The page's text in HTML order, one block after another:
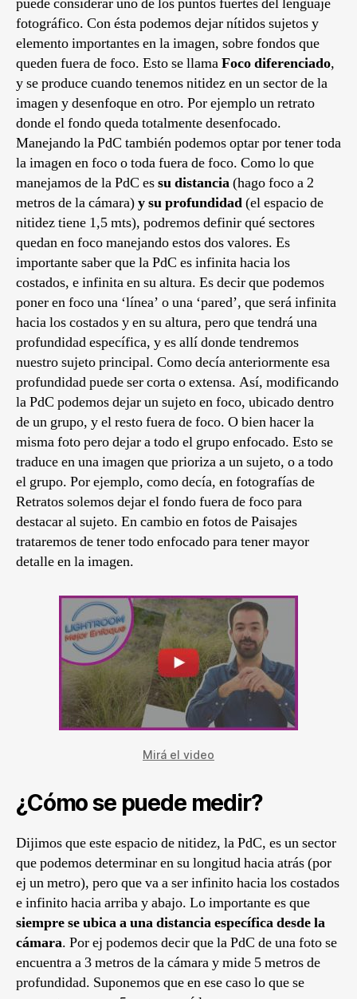
puede considerar uno de los puntos fuertes del lenguaje
fotográfico. Con ésta podemos dejar nítidos sujetos y
elemento importantes en la imagen, sobre fondos que
queden fuera de foco. Esto se llamaFoco diferenciado,
y se produce cuando tenemos nitidez en un sector de la
imagen y desenfoque en otro. Por ejemplo un retrato
donde el fondo queda totalmente desenfocado.
Manejando la PdC también podemos optar por tener toda
la imagen en foco o toda fuera de foco. Como lo que
manejamos de la PdC essu distancia(hago foco a 2
metros de la cámara)y su profundidad(el espacio de
nitidez tiene 1,5 mts), podremos definir qué sectores
quedan en foco manejando estos dos valores. Es
importante saber que la PdC es infinita hacia los
costados, e infinita en su altura. Es decir que podemos
poner en foco una ‘línea’ o una ‘pared’, que será infinita
hacia los costados y en su altura, pero que tendrá una
profundidad específica, y es allí donde tendremos
nuestro sujeto principal. Como decía anteriormente esa
profundidad puede ser corta o extensa. Así, modificando
la PdC podemos dejar un sujeto en foco, ubicado dentro
de un grupo, y el resto fuera de foco. O bien hacer la
misma foto pero dejar a todo el grupo enfocado. Esto se
traduce en una imagen que prioriza a un sujeto, o a todo
el grupo. Por ejemplo, como decía, en fotografías de
Retratos solemos dejar el fondo fuera de foco para
destacar al sujeto. En cambio en fotos de Paisajes
trataremos de tener todo enfocado para tener mayor
detalle en la imagen.
Mirá el video
¿Cómo se puede medir?
Dijimos que este espacio de nitidez, la PdC, es un sector
que podemos determinar en su longitud hacia atrás (por
ej un metro), pero que va a ser infinito hacia los costados
e infinito hacia arriba y abajo. Lo importante es que
siempre se ubica a una distancia específica desde la
cámara. Por ej podemos decir que la PdC de una foto se
encuentra a 3 metros de la cámara y mide 5 metros de
profundidad. Suponemos que en ese caso lo que se